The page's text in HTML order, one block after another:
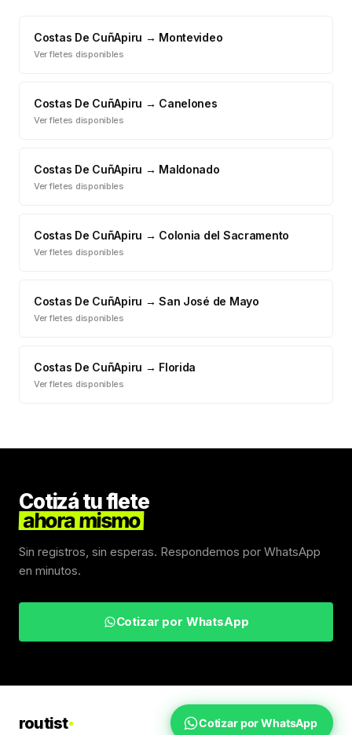
Costas De CuñApiru → Montevideo
Ver fletes disponibles
Costas De CuñApiru → Canelones
Ver fletes disponibles
Costas De CuñApiru → Maldonado
Ver fletes disponibles
Costas De CuñApiru → Colonia del Sacramento
Ver fletes disponibles
Costas De CuñApiru →San José de Mayo
Ver fletes disponibles
Costas De CuñApiru → Florida
Ver fletes disponibles
Cotizá tu flete
ahora mismo
Sin registros, sin esperas. Respondemos por WhatsApp
en minutos.
Cotizar por WhatsApp
routist Fletes UruguayInicio
Cotizar por WhatsApp